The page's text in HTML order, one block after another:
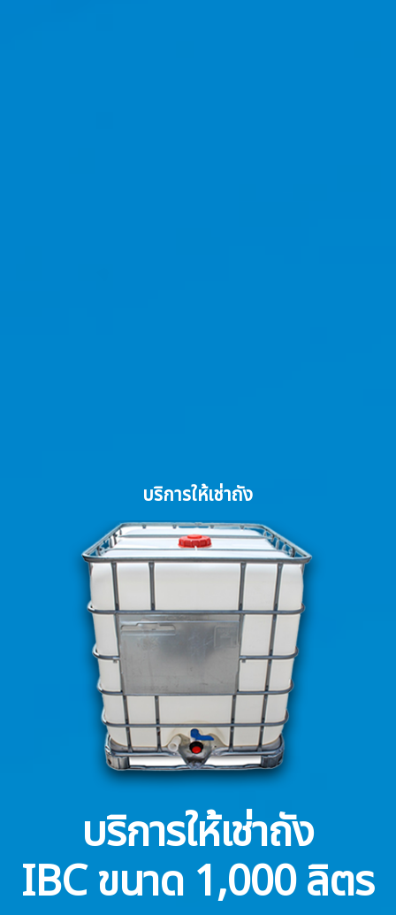
บริการให้เช่าถัง
บริการให้เช่าถัง
IBC ขนาด 1,000 ลิตร